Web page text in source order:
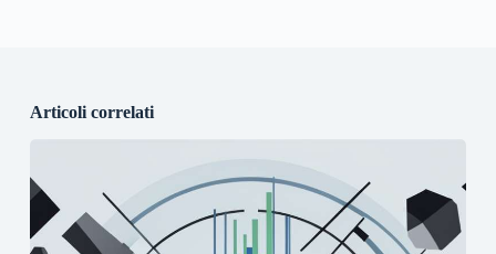
Articoli correlati